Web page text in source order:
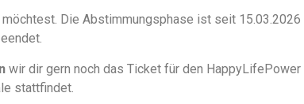
Die Abstimmungsphase ist seit 15.03.2026
wir dir gern noch das Ticket für den HappyLifePower
stattfindet.